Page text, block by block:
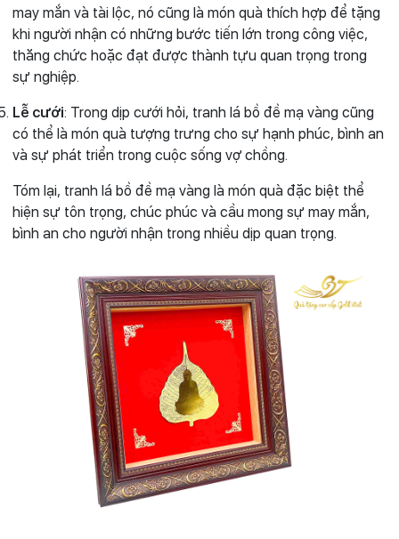
may mắn và tài lộc, nó cũng là món quà thích hợp để tặng
khi người nhận có những bước tiến lớn trong công việc,
thăng chức hoặc đạt được thành tựu quan trọng trong
sự nghiệp.
Lễ cưới: Trong dịp cưới hỏi, tranh lá bồ đề mạ vàng cũng
có thể là món quà tượng trưng cho sự hạnh phúc, bình an
và sự phát triển trong cuộc sống vợ chồng.
Tóm lại, tranh lá bồ đề mạ vàng là món quà đặc biệt thể
hiện sự tôn trọng, chúc phúc và cầu mong sự may mắn,
bình an cho người nhận trong nhiều dịp quan trọng.